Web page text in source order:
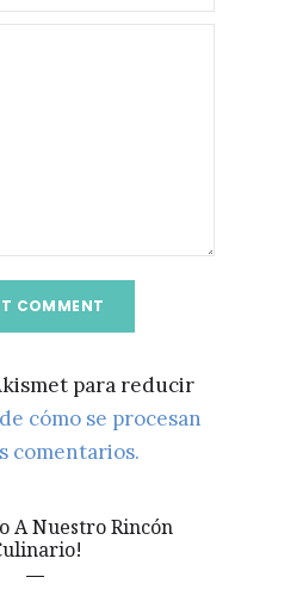
para reducir
cómo se procesan
comentarios.
A Nuestro Rincón